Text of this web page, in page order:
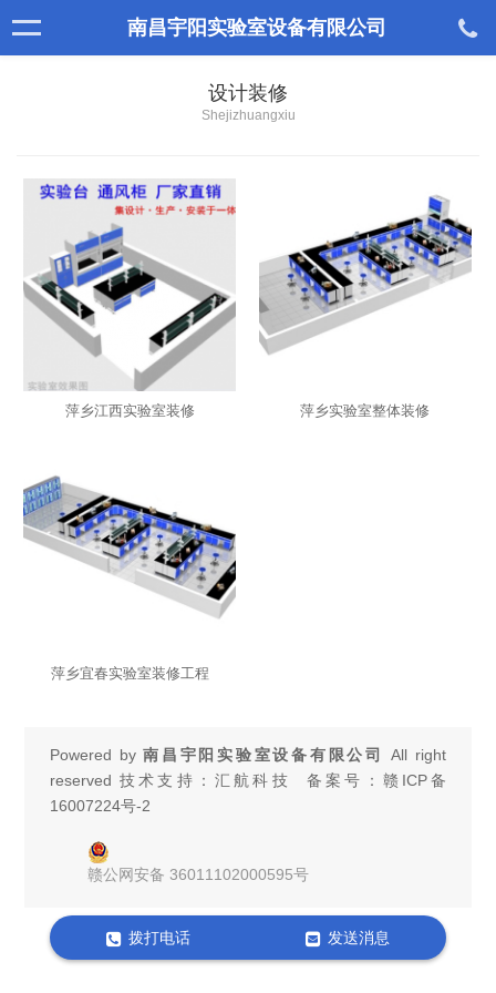
南昌宇阳实验室设备有限公司
设计装修
Shejizhuangxiu
萍乡江西实验室装修 萍乡实验室整体装修
萍乡宜春实验室装修工程
Powered by南昌宇阳实验室设备有限公司
All right
reserved 技术支持：汇航科技 备案号： 赣ICP备
16007224号-2
赣公网安备 36011102000595号
拨打电话 发送消息